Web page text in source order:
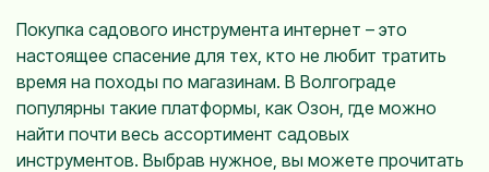
Покупка садового инструмента интернет – это
настоящее спасение для тех, кто не любит тратить
время на походы по магазинам. В Волгограде
популярны такие платформы, как Озон, где можно
найти почти весь ассортимент садовых
инструментов. Выбрав нужное, вы можете прочитать